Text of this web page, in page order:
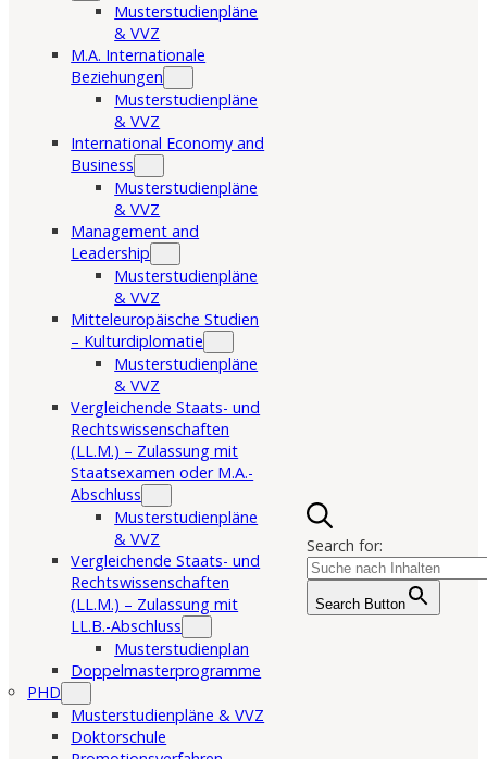
Musterstudienpläne
& VVZ
M.A. Internationale
Beziehungen
Musterstudienpläne
& VVZ
International Economy and
Business
Musterstudienpläne
& VVZ
Management and
Leadership
Musterstudienpläne
& VVZ
Mitteleuropäische Studien
– Kulturdiplomatie
Musterstudienpläne
& VVZ
Vergleichende Staats- und
Rechtswissenschaften
(LL.M.) – Zulassung mit
Staatsexamen oder M.A.-
Abschluss
Musterstudienpläne
& VVZ
Vergleichende Staats- und
Rechtswissenschaften
(LL.M.) – Zulassung mit
LL.B.-Abschluss
Musterstudienplan
Doppelmasterprogramme
PHD
Musterstudienpläne & VVZ
Doktorschule
Search for:
Search Button